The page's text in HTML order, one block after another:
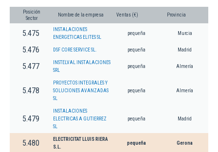
Posición
Sector
Nombre de la empresa Ventas (€) Provincia
5.475
INSTALACIONES
ENERGETICAS ELITES SL
pequeña Murcia
5.476 DSF CORE SERVICE SL. pequeña Madrid
5.477
INSTELVAL INSTALACIONES
SRL
pequeña Almería
5.478
PROYECTOS INTEGRALES Y
SOLUCIONES AVANZADAS
SL
pequeña Almería
5.479
INSTALACIONES
ELECTRICAS A GUTIERREZ
SL
pequeña Madrid
5.480
ELECTRICITAT LLUIS RIERA
S.L.
pequeña Gerona